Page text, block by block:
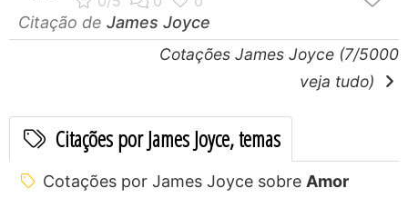
Citação de James Joyce
Cotações James Joyce (7/5000
veja tudo)
Citações por James Joyce, temas
Cotações por James Joyce sobre Amor